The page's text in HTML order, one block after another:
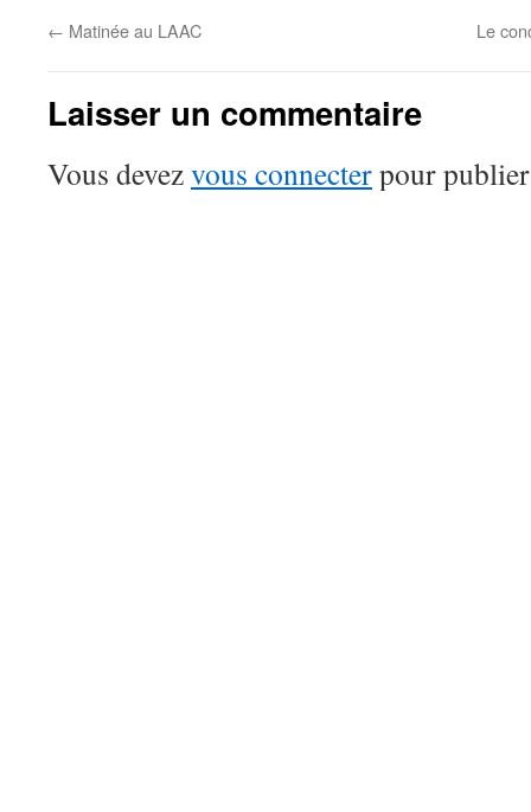
← Matinée au LAAC Le
Laisser un commentaire
Vous devezvous connecterpour